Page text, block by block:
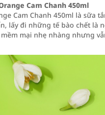
Cam Chanh 450ml
Cam Chanh 450ml là sữa
lấy đi những tế bào chết là
mại nhẹ nhàng nhưng